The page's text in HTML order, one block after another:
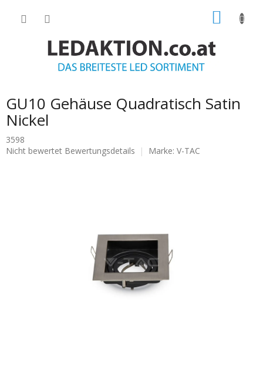
GU10 Gehäuse Quadratisch Satin
Nickel
3598
Die
Nicht bewertet Bewertungsdetails Marke: V-TAC